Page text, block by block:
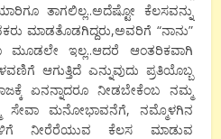
ತಾಗಲಿಲ್ಲ..ಅದೆಷ್ಟೋ ಕೆಲಸವನ್ನು
ಮಾಡತೊಡಗಿದ್ದರು,ಅವರಿಗೆ “ನಾನು”
ಇಲ್ಲ..ಆದರೆ ಆಂತರಿಕವಾಗಿ
ಆಗುತ್ತಿದೆ ಎನ್ನುವುದು ಪ್ರತಿಯೊಬ್ಬ
ಏನನ್ನಾದರೂ ನೀಡಬೇಕೆಂಬ ನಮ್ಮ
ಸೇವಾ ಮನೋಭಾವನೆಗೆ, ನಮ್ಮೊಳಗಿ‌ನ
ನೀರೆರೆಯುವ ಕೆಲಸ ಮಾಡುವ